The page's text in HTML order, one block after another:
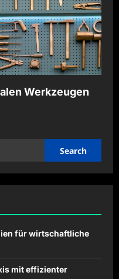
Werkzeugen
für wirtschaftliche
mit effizienter